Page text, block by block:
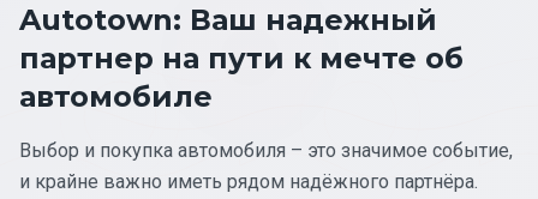
Autotown: Ваш надежный
партнер на пути к мечте об
автомобиле
Выбор и покупка автомобиля – это значимое событие,
и крайне важно иметь рядом надёжного партнёра.